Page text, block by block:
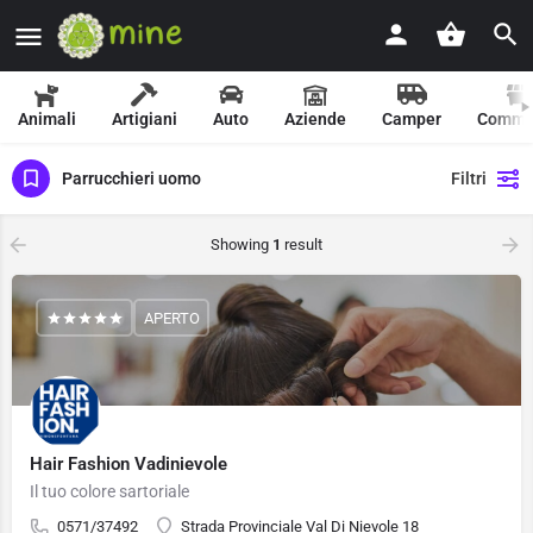
Animali Artigiani Auto Aziende Camper
Parrucchieri uomo Filtri
Showing 1 result
Hair Fashion Vadinievole
Il tuo colore sartoriale
0571/37492 Strada Provinciale Val Di Nievole 18
APERTO